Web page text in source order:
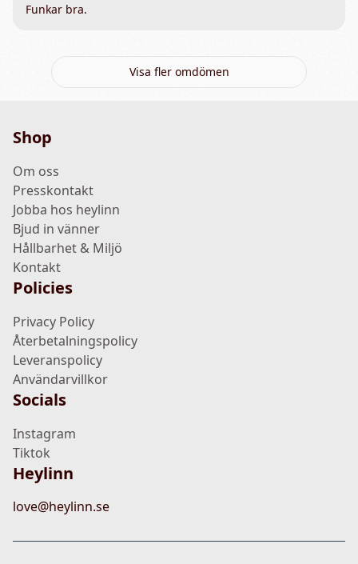
Funkar bra.
Visa fler omdömen
Shop
Om oss
Presskontakt
Jobba hos heylinn
Bjud in vänner
Hållbarhet & Miljö
Kontakt
Policies
Privacy Policy
Återbetalningspolicy
Leveranspolicy
Användarvillkor
Socials
Instagram
Tiktok
Heylinn
love@heylinn.se